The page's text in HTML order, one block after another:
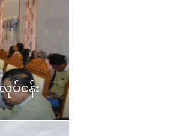
ပ်ငန်း
ပြည်
(၇၃)
ရထား
ပွဲ
၀၂၆